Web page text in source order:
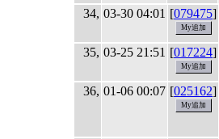
34, 03-30 04:01 [079475]
35, 03-25 21:51 [017224]
36, 01-06 00:07 [025162]